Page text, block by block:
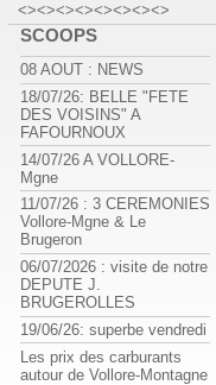
<><><><><><><><>
SCOOPS
08 AOUT : NEWS
18/07/26: BELLE "FETE
DES VOISINS" A
FAFOURNOUX
14/07/26 A VOLLORE-
Mgne
11/07/26 : 3 CEREMONIES
Vollore-Mgne & Le
Brugeron
06/07/2026 : visite de notre
DEPUTE J.
BRUGEROLLES
19/06/26: superbe vendredi
Les prix des carburants
autour de Vollore-Montagne